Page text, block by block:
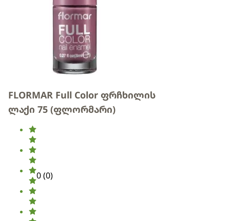
FLORMAR Full Color ფრჩხილის
ლაქი 75 (ფლორმარი)
0(0)